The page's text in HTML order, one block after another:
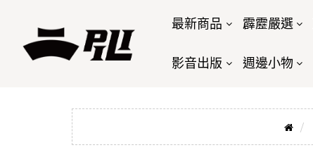
最新商品 霹靂嚴選
影音出版 週邊小物